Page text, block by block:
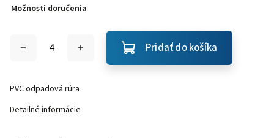
Možnosti doručenia
Pridať do košíka
PVC odpadová rúra
Detailné informácie